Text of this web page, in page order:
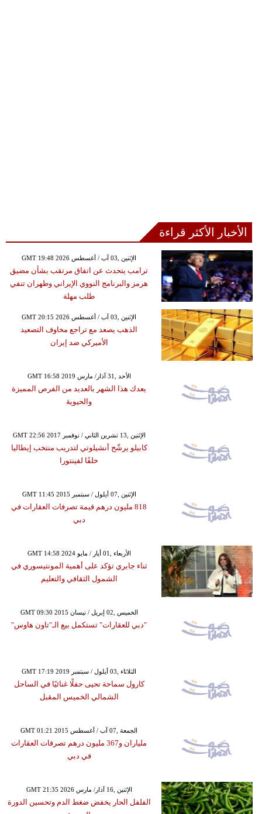
الأخبار الأكثر قراءة
GMT 19:48 2026 الإثنين ,03 آب / أغسطس
ترامب يتحدث عن اتفاق مرتقب بشأن مضيق
هرمز والبرنامج النووي الإيراني وطهران تنفي
طلب مهلة
GMT 20:15 2026 الإثنين ,03 آب / أغسطس
الذهب يصعد مع تراجع مخاوف التصعيد
الأميركي ضد إيران
GMT 16:58 2019 الأحد ,31 آذار/ مارس
يعدك هذا الشهر بالعديد من الفرص المميزة
والحيوية
GMT 22:56 2017 الإثنين ,13 تشرين الثاني / نوفمبر
كابيلو يرشّح أنشيلوتي لتدريب منتخب إيطاليا
خلفًا لفينتورا
GMT 11:45 2015 الإثنين ,07 أيلول / سبتمبر
818 مليون درهم قيمة تصرفات العقارات في
دبي
GMT 14:58 2024 الأربعاء ,01 أيار / مايو
ثناء جابري تؤكد على أهمية المونتيسوري في
الشمول الثقافي والتعليم
GMT 09:30 2015 الخميس ,02 إبريل / نيسان
"دبي للعقارات" تستكمل بيع الـ"تاون هاوس"
GMT 17:19 2019 الثلاثاء ,03 أيلول / سبتمبر
كارول سماحة تحيى حفلًا غنائيًا في الساحل
الشمالي الخميس المقبل
GMT 01:21 2015 الجمعة ,07 آب / أغسطس
ملياران و367 مليون درهم تصرفات العقارات
في دبي
GMT 21:35 2026 الإثنين ,16 آذار/ مارس
الفلفل الحار يخفض ضغط الدم وتحسين الدورة